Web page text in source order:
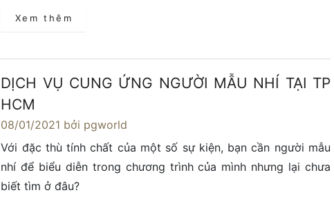
Xem thêm
DỊCH VỤ CUNG ỨNG NGƯỜI MẪU NHÍ TẠI TP
HCM
08/01/2021 bởi pgworld
Với đặc thù tính chất của một số sự kiện, bạn cần người mẫu
nhí để biểu diễn trong chương trình của mình nhưng lại chưa
biết tìm ở đâu?